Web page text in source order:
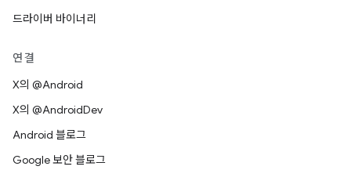
드라이버 바이너리
연결
X의 @Android
X의 @AndroidDev
Android 블로그
Google 보안 블로그